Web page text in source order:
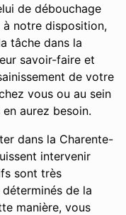
de débouchage
à notre disposition,
tâche dans la
savoir-faire et
de votre
vous ou au sein
aurez besoin.
dans la Charente-
intervenir
sont très
de la
manière, vous